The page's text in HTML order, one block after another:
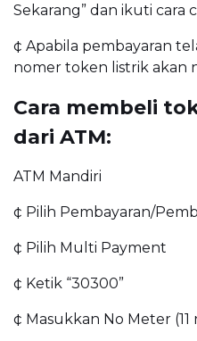
Sekarang” dan ikuti cara
¢ Apabila pembayaran
nomer token listrik akan
Cara membeli
dari ATM:
ATM Mandiri
¢ Pilih Pembayaran/
¢ Pilih Multi Payment
¢ Ketik “30300”
¢ Masukkan No Meter (11